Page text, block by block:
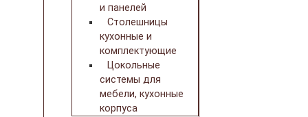
и панелей
Столешницы
кухонные и
комплектующие
Цокольные
системы для
мебели, кухонные
корпуса